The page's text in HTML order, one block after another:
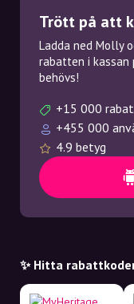
Trött på att
Ladda ned Molly
rabatten i kassan
behövs!
+15 000
+455 000
4.9 betyg
✨ Hitta